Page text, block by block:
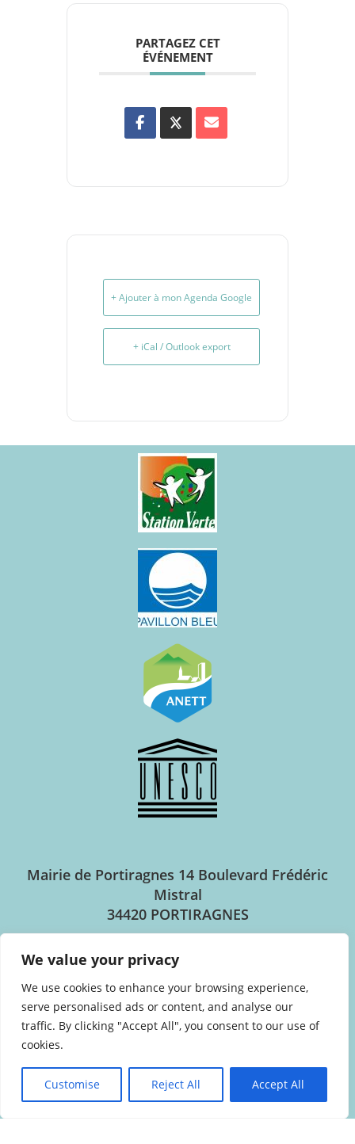
We value your privacy
We use cookies to enhance your browsing experience,
serve personalised ads or content, and analyse our
traffic. By clicking "Accept All", you consent to our use of
cookies.
Customise Reject All Accept All
PARTAGEZ CET
ÉVÉNEMENT
+ Ajouter à mon Agenda Google
+ iCal / Outlook export
Mairie de Portiragnes 14 Boulevard Frédéric
Mistral
34420 PORTIRAGNES
Horaires d’ouverture
Lundi au jeudi : 8h30 – 12h30 / 14h00 – 17h30
Vendredi : 8h30 – 12h30 / 14h00 – 17h00
04.67.90.94.44